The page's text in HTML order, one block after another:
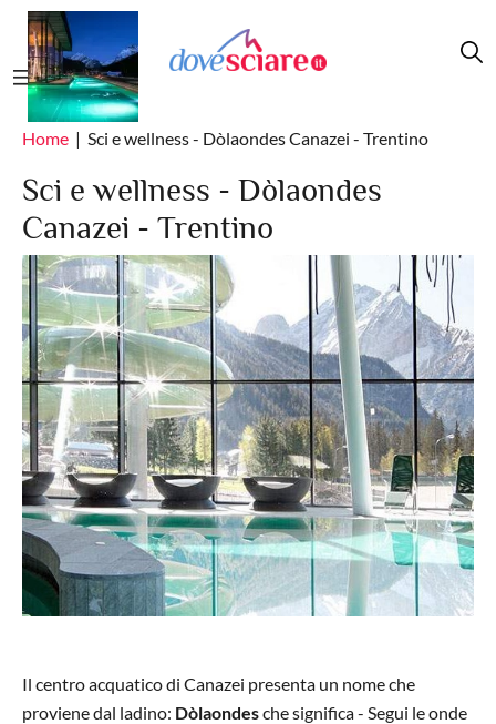
Salta al contenuto principale
Home Sci e wellness - Dòlaondes Canazei - Trentino
Sci e wellness - Dòlaondes
Canazei - Trentino
Il centro acquatico di Canazei presenta un nome che
proviene dal ladino: Dòlaondesche significa - Segui le onde